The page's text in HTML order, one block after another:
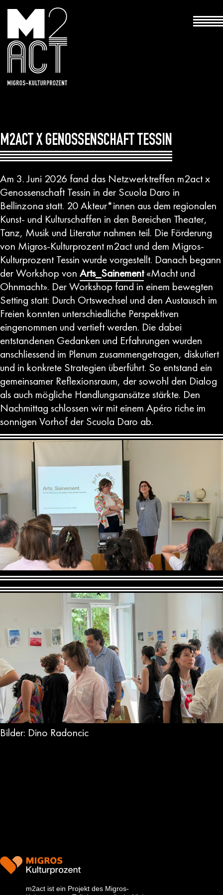
M2ACT X GENOSSENSCHAFT TESSIN
Am 3. Juni 2026 fand das Netzwerktreffen m2act x
Genossenschaft Tessin in der Scuola Daro in
Bellinzona statt. 20 Akteur*innen aus dem regionalen
Kunst- und Kulturschaffen in den Bereichen Theater,
Tanz, Musik und Literatur nahmen teil. Die Förderung
von Migros-Kulturprozent m2act und dem Migros-
Kulturprozent Tessin wurde vorgestellt. Danach begann
der Workshop von Arts_Sainement«Macht und
Ohnmacht». Der Workshop fand in einem bewegten
Setting statt: Durch Ortswechsel und den Austausch im
Freien konnten unterschiedliche Perspektiven
eingenommen und vertieft werden. Die dabei
entstandenen Gedanken und Erfahrungen wurden
anschliessend im Plenum zusammengetragen, diskutiert
und in konkrete Strategien überführt. So entstand ein
gemeinsamer Reflexionsraum, der sowohl den Dialog
als auch mögliche Handlungsansätze stärkte. Den
Nachmittag schlossen wir mit einem Apéro riche im
sonnigen Vorhof der Scuola Daro ab.
Bilder: Dino Radoncic
m2act ist ein Projekt des Migros-